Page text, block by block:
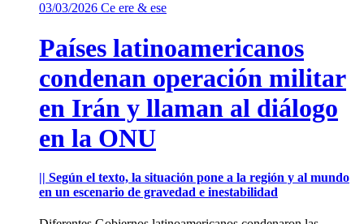
03/03/2026 Ce ere & ese
Países latinoamericanos
condenan operación militar
en Irán y llaman al diálogo
en la ONU
|| Según el texto, la situación pone a la región y al mundo
en un escenario de gravedad e inestabilidad